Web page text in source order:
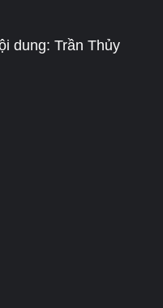
dung: Trần Thủy